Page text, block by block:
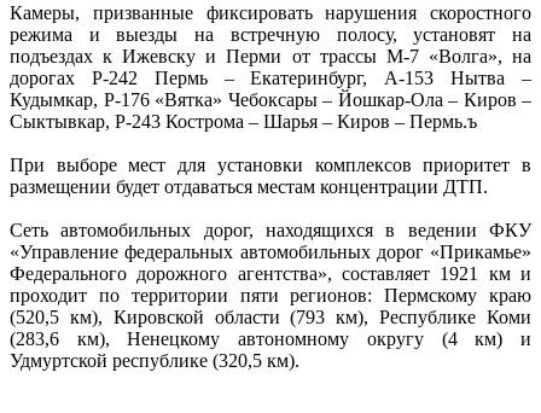
Камеры, призванные фиксировать нарушения скоростного
режима и выезды на встречную полосу, установят на
подъездах к Ижевску и Перми от трассы М-7 «Волга», на
дорогах Р-242 Пермь – Екатеринбург, А-153 Нытва –
Кудымкар, Р-176 «Вятка» Чебоксары – Йошкар-Ола – Киров –
Сыктывкар, Р-243 Кострома – Шарья – Киров – Пермь.ъ
При выборе мест для установки комплексов приоритет в
размещении будет отдаваться местам концентрации ДТП.
Сеть автомобильных дорог, находящихся в ведении ФКУ
«Управление федеральных автомобильных дорог «Прикамье»
Федерального дорожного агентства», составляет 1921 км и
проходит по территории пяти регионов: Пермскому краю
(520,5 км), Кировской области (793 км), Республике Коми
(283,6 км), Ненецкому автономному округу (4 км) и
Удмуртской республике (320,5 км).